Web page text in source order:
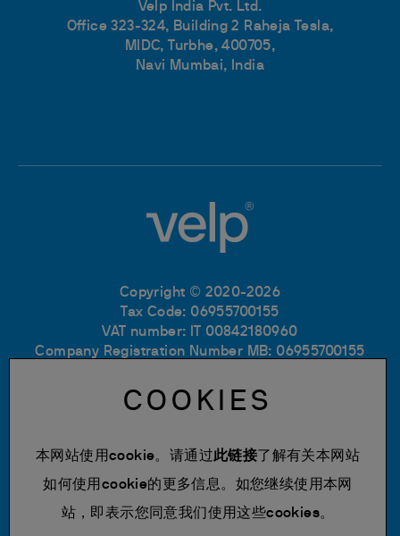
Velp India Pvt. Ltd.
Office 323-324, Building 2 Raheja Tesla,
MIDC, Turbhe, 400705,
Navi Mumbai, India
Copyright © 2020-2026
Tax Code: 06955700155
VAT number: IT 00842180960
Company Registration Number MB: 06955700155
Paid up share capital: € 500.000 fully paid.
Cookie Policy
使用条款
COOKIES
本网站使用cookie。请通过 此链接 了解有关本网站
如何使用cookie的更多信息。如您继续使用本网
站，即表示您同意我们使用这些cookies。